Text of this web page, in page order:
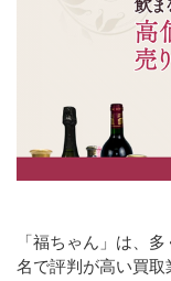
「福ちゃん」は、
名で評判が高い買取